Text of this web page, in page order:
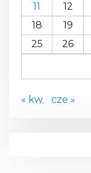
11
12
18
19
25
26
« kw. cze »